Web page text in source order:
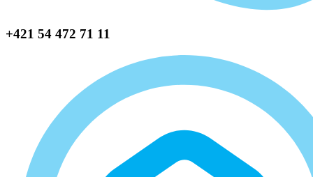
+421 54 472 71 11